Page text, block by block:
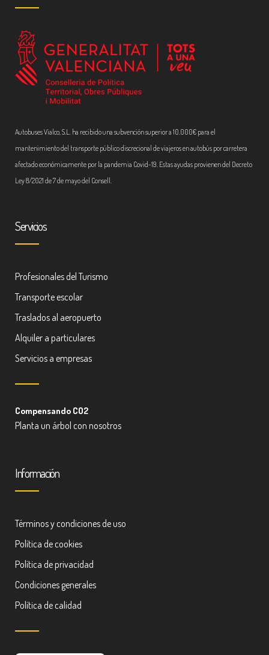
Autobuses Vialco, S.L. ha recibido una subvención superior a 10.000€ para el
mantenimiento del transporte público discrecional de viajeros en autobús por carretera
afectado económicamente por la pandemia Covid-19. Estas ayudas provienen del Decreto
Ley 8/2021 de 7 de mayo del Consell.
Servicios
Profesionales del Turismo
Transporte escolar
Traslados al aeropuerto
Alquiler a particulares
Servicios a empresas
Compensando CO2
Planta un árbol con nosotros
Información
Términos y condiciones de uso
Política de cookies
Política de privacidad
Condiciones generales
Política de calidad